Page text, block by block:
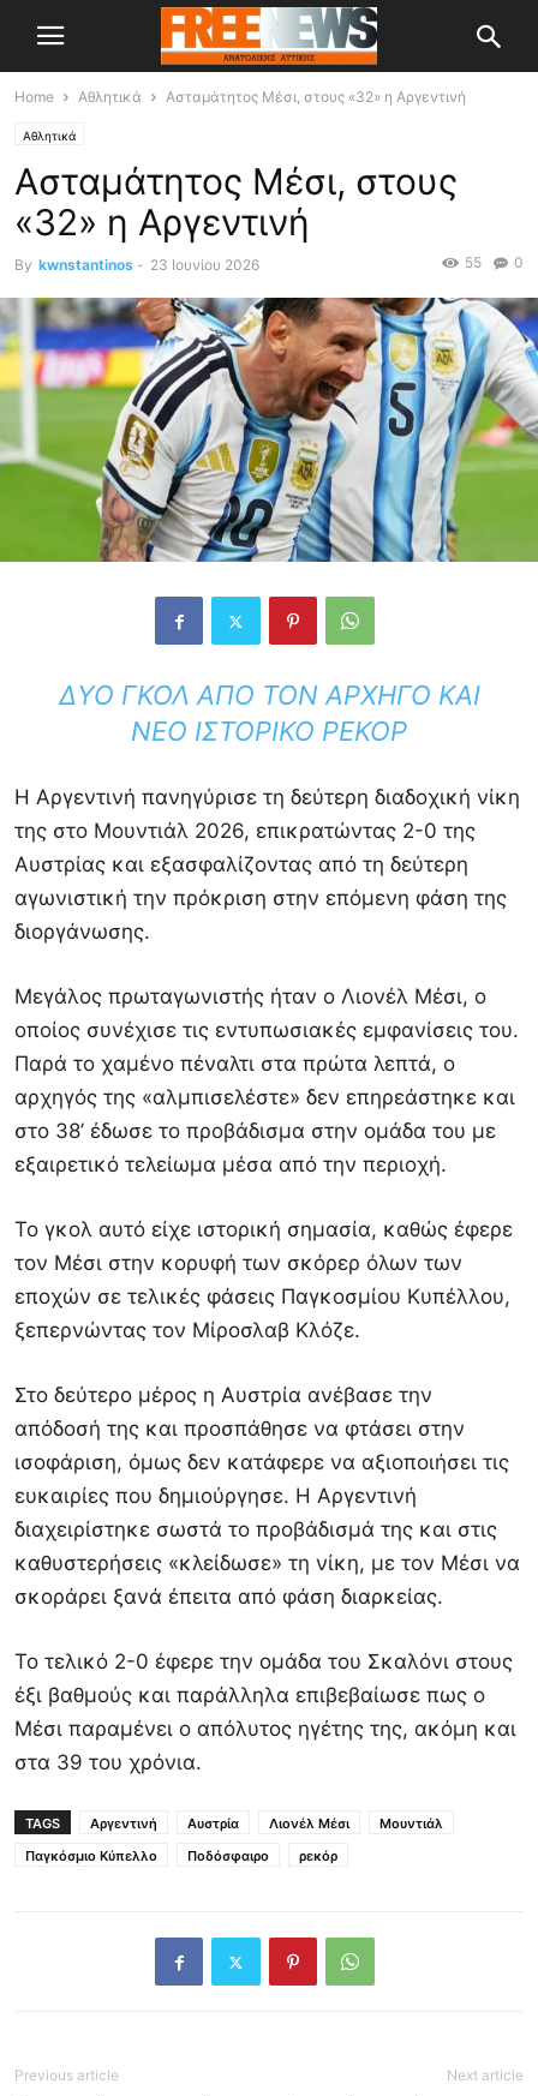
Home Αθλητικά Ασταμάτητος Μέσι, στους «32» η Αργεντινή
Αθλητικά
Ασταμάτητος Μέσι, στους
«32» η Αργεντινή
By kwnstantinos - 23 Ιουνίου 2026 0
55
ΔΎΟ ΓΚΟΛ ΑΠΌ ΤΟΝ ΑΡΧΗΓΌ ΚΑΙ
ΝΈΟ ΙΣΤΟΡΙΚΌ ΡΕΚΌΡ
Η Αργεντινή πανηγύρισε τη δεύτερη διαδοχική νίκη
της στο Μουντιάλ 2026, επικρατώντας 2-0 της
Αυστρίας και εξασφαλίζοντας από τη δεύτερη
αγωνιστική την πρόκριση στην επόμενη φάση της
διοργάνωσης.
Μεγάλος πρωταγωνιστής ήταν ο Λιονέλ Μέσι, ο
οποίος συνέχισε τις εντυπωσιακές εμφανίσεις του.
Παρά το χαμένο πέναλτι στα πρώτα λεπτά, ο
αρχηγός της «αλμπισελέστε» δεν επηρεάστηκε και
στο 38’ έδωσε το προβάδισμα στην ομάδα του με
εξαιρετικό τελείωμα μέσα από την περιοχή.
Το γκολ αυτό είχε ιστορική σημασία, καθώς έφερε
τον Μέσι στην κορυφή των σκόρερ όλων των
εποχών σε τελικές φάσεις Παγκοσμίου Κυπέλλου,
ξεπερνώντας τον Μίροσλαβ Κλόζε.
Στο δεύτερο μέρος η Αυστρία ανέβασε την
απόδοσή της και προσπάθησε να φτάσει στην
ισοφάριση, όμως δεν κατάφερε να αξιοποιήσει τις
ευκαιρίες που δημιούργησε. Η Αργεντινή
διαχειρίστηκε σωστά το προβάδισμά της και στις
καθυστερήσεις «κλείδωσε» τη νίκη, με τον Μέσι να
σκοράρει ξανά έπειτα από φάση διαρκείας.
Το τελικό 2-0 έφερε την ομάδα του Σκαλόνι στους
έξι βαθμούς και παράλληλα επιβεβαίωσε πως ο
Μέσι παραμένει ο απόλυτος ηγέτης της, ακόμη και
στα 39 του χρόνια.
TAGS Αργεντινή Αυστρία Λιονέλ Μέσι
Μουντιάλ
Παγκόσμιο Κύπελλο
Ποδόσφαιρο ρεκόρ
Previous article Next article